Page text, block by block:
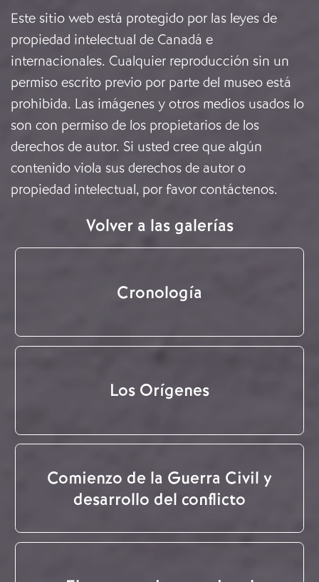
Este sitio web está protegido por las leyes de
propiedad intelectual de Canadá e
internacionales. Cualquier reproducción sin un
permiso escrito previo por parte del museo está
prohibida. Las imágenes y otros medios usados lo
son con permiso de los propietarios de los
derechos de autor. Si usted cree que algún
contenido viola sus derechos de autor o
propiedad intelectual, por favor contáctenos.
Volver a las galerías
Cronología
Los Orígenes
Comienzo de la Guerra Civil y
desarrollo del conflicto